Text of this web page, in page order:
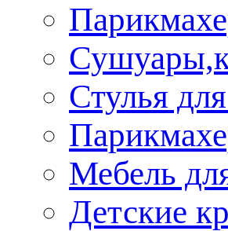
Стулья
Мебель
Детские